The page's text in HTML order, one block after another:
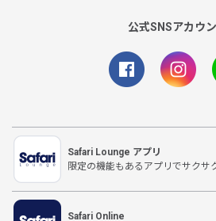
公式SNSアカウ
Safari Lounge アプリ
限定の機能もあるアプリでサクサ
Safari Online